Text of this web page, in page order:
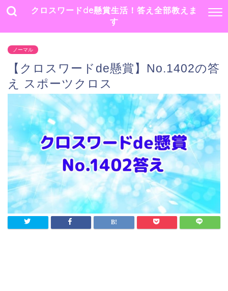
クロスワードde懸賞生活！答え全部教えま
す
ノーマル
【クロスワードde懸賞】No.1402の答
え スポーツクロス